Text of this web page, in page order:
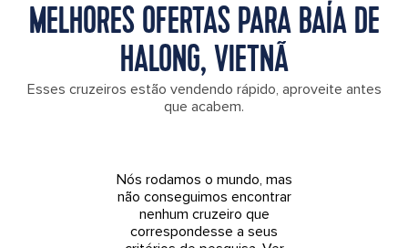
MELHORES OFERTAS PARA BAÍA DE
HALONG, VIETNÃ
Esses cruzeiros estão vendendo rápido, aproveite antes
que acabem.
Nós rodamos o mundo, mas
não conseguimos encontrar
nenhum cruzeiro que
correspondesse a seus